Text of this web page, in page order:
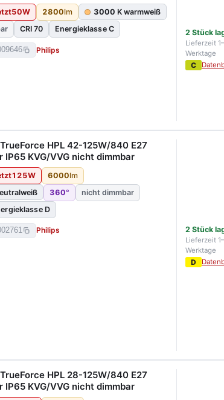
50W 2800lm 3000 K warmweiß
CRI 70 Energieklasse C
Philips
2 Stück
Lieferzeit
Werktage
C
HPL 42-125W/840 E27
KVG/VVG nicht dimmbar
125W 6000lm
360°
nicht dimmbar
D
Philips 2 Stück
Lieferzeit
Werktage
D
HPL 28-125W/840 E27
KVG/VVG nicht dimmbar